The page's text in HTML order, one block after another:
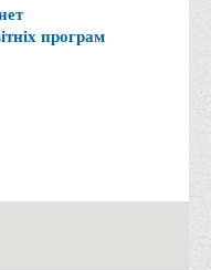
програм